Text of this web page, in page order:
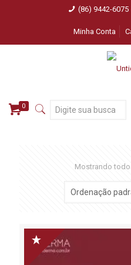
(86) 9442-6075
Minha Conta
0
Mostrando